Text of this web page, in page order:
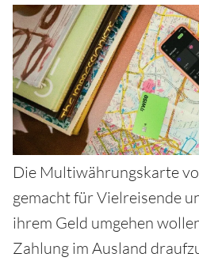
Die Multiwährungskarte
gemacht für Vielreisende
ihrem Geld umgehen
Zahlung im Ausland